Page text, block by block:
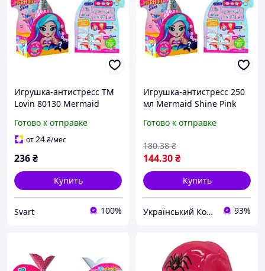
Игрушка-антистресс TM
Lovin 80130 Mermaid
расслабления /Svart/ -
stunning-products-for-life-
Готово к отправке
от24₴/мес
236₴
Купить
Svart 100%
Игрушка-антистресс 250
мл Mermaid Shine Pink
Готово к отправке
144.30₴
180.38 ₴
Купить
Український Кошик 93%